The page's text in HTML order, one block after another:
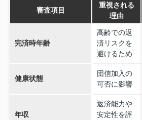
審査項目
重視される
理由
完済時年齢
高齢での返
済リスクを
避けるため
健康状態
団信加入の
可否に影響
年収
返済能力や
安定性を評